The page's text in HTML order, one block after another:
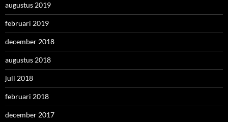
augustus 2019
februari 2019
december 2018
augustus 2018
juli 2018
februari 2018
december 2017